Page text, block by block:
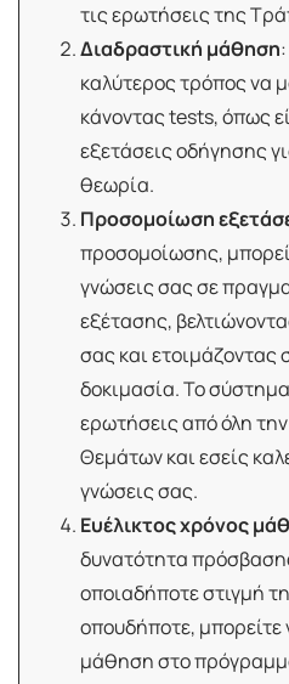
τις ερωτήσεις της
Διαδραστική μάθηση
καλύτερος τρόπος να
κάνοντας tests, όπως
εξετάσεις οδήγησης
θεωρία.
Προσομοίωση
προσομοίωσης,
γνώσεις σας σε
εξέτασης,
σας και ετοιμάζοντας
δοκιμασία. Το σύστημα
ερωτήσεις από όλη
Θεμάτων και εσείς
γνώσεις σας.
Ευέλικτος χρόνος
δυνατότητα
οποιαδήποτε στιγμή
οπουδήποτε,
μάθηση στο